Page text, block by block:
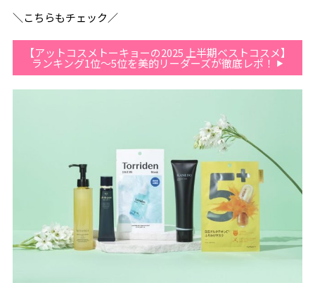
＼こちらもチェック／
【アットコスメトーキョーの2025 上半期ベストコスメ】
ランキング1位〜5位を美的リーダーズが徹底レポ！